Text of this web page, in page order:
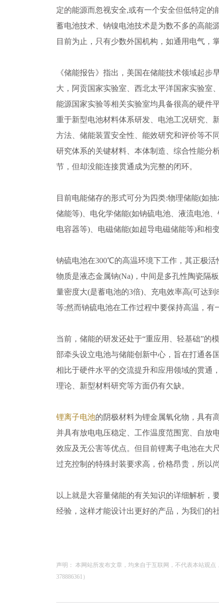
定的能源而忽视安全,或有一个安全但低特定的
蓄电池技术、钠镍电池技术是为数不多的高能
目前为止，只有少数外国机构，如通用电气，
《储能报告》指出，美国在储能技术领域起步
大，阿贡国家实验室、西北太平洋国家实验室
能源国家实验等相关实验室均具备很高的硬件
重于新型电池材料体系研发、电池工况研究、
方法、储能装置安全性、能效研究和评价等不
研究体系的关键材料、本体制造、综合性能分
节，但却没能连接贯通成为完整的闭环。
目前电能储存的形式可分为四类:物理储能(如
储能等)、电化学储能(如钠硫电池、液流电池
电容器等)、电磁储能(如超导电磁储能等)和相
钠硫电池在300℃的高温环境下工作，其正极活
物质是液态金属钠(Na)，中间是多孔性陶瓷隔
量密度大(是蓄电池的3倍)、充电效率高(可达到
等;然而钠硫电池在工作过程中要保持高温，有
当前，储能的研发还处于“重应用、轻基础”的
部牵头设立电池与储能创新中心，旨在打通各
相比于硬件水平的交流提升和应用领域的贯通
理论、新型材料研究等方面仍有欠缺。
锂离子电池的阴极材料为锂金属氧化物，具有
并具有放电电压稳定、工作温度范围宽、自放
效应及无公害等优点。但目前锂离子电池在大
过充控制的特殊封装要求高，价格昂贵，所以
以上就是大容量储能的有关知识的详细解析，
经验，这样才能设计出更好的产品，为我们的
声明： 本网站所发布文章，均来自于互联网，不代表本站观
378886361）